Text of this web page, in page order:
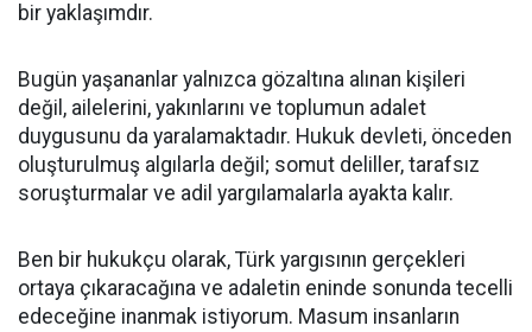
bir yaklaşımdır.
Bugün yaşananlar yalnızca gözaltına alınan kişileri
değil, ailelerini, yakınlarını ve toplumun adalet
duygusunu da yaralamaktadır. Hukuk devleti, önceden
oluşturulmuş algılarla değil; somut deliller, tarafsız
soruşturmalar ve adil yargılamalarla ayakta kalır.
Ben bir hukukçu olarak, Türk yargısının gerçekleri
ortaya çıkaracağına ve adaletin eninde sonunda tecelli
edeceğine inanmak istiyorum. Masum insanların